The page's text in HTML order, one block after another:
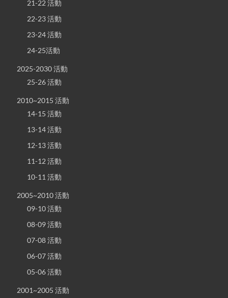
21-22 活動
22-23 活動
23-24 活動
24-25活動
2025-2030 活動
25-26 活動
2010~2015 活動
14-15 活動
13-14 活動
12-13 活動
11-12 活動
10-11 活動
2005~2010 活動
09-10 活動
08-09 活動
07-08 活動
06-07 活動
05-06 活動
2001~2005 活動